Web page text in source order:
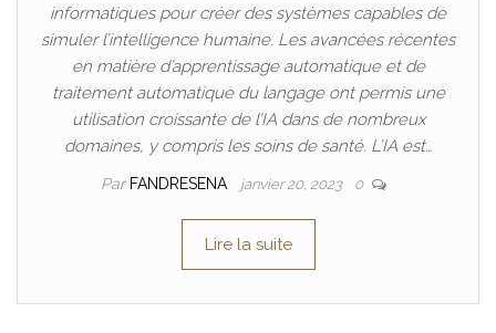
informatiques pour créer des systèmes capables de
simuler l’intelligence humaine. Les avancées récentes
en matière d’apprentissage automatique et de
traitement automatique du langage ont permis une
utilisation croissante de l’IA dans de nombreux
domaines, y compris les soins de santé. L’IA est…
Par FANDRESENA janvier 20, 2023 0
Lire la suite